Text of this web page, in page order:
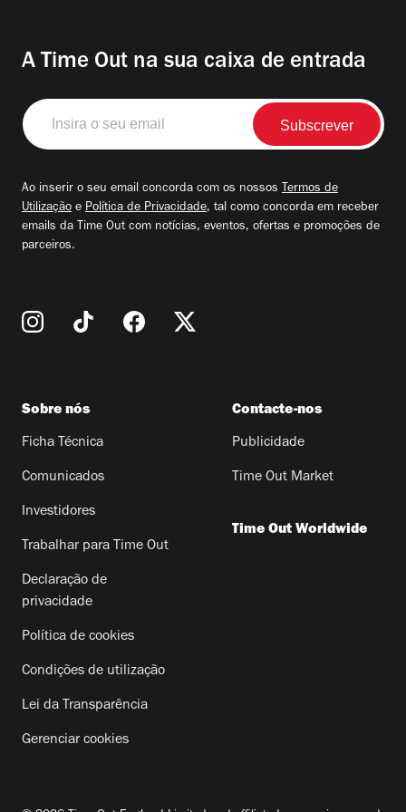
A Time Out na sua caixa de entrada
Insira
o
seu
Ao inserir o seu email concorda com os nossos Termos de
Utilização e Política de Privacidade, tal como concorda em receber
emails da Time Out com notícias, eventos, ofertas e promoções de
parceiros.
Sobre nós
Ficha Técnica
Comunicados
Investidores
Trabalhar para Time Out
Declaração de
privacidade
Política de cookies
Condições de utilização
Lei da Transparência
Gerenciar cookies
Contacte-nos
Publicidade
Time Out Market
Time Out Worldwide